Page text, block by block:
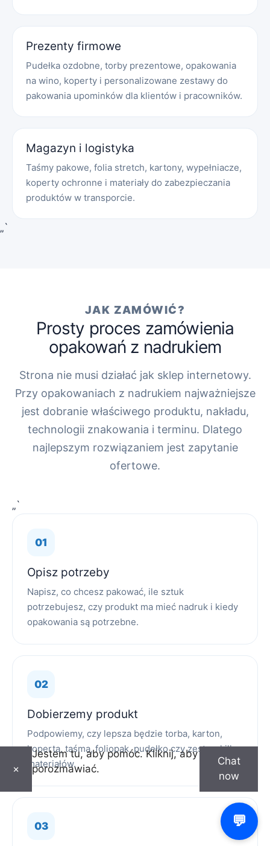
Prezenty firmowe
Pudełka ozdobne, torby prezentowe, opakowania
na wino, koperty i personalizowane zestawy do
pakowania upominków dla klientów i pracowników.
Magazyn i logistyka
Taśmy pakowe, folia stretch, kartony, wypełniacze,
koperty ochronne i materiały do zabezpieczania
produktów w transporcie.
„`
JAK ZAMÓWIĆ?
Prosty proces zamówienia
opakowań z nadrukiem
Strona nie musi działać jak sklep internetowy.
Przy opakowaniach z nadrukiem najważniejsze
jest dobranie właściwego produktu, nakładu,
technologii znakowania i terminu. Dlatego
najlepszym rozwiązaniem jest zapytanie
ofertowe.
„`
Opisz potrzeby
Napisz, co chcesz pakować, ile sztuk
potrzebujesz, czy produkt ma mieć nadruk i kiedy
opakowania są potrzebne.
Dobierzemy produkt
Podpowiemy, czy lepsza będzie torba, karton,
koperta, taśma, foliopak, pudełko czy zestaw kilku
materiałów.
×
Jestem tu, aby pomóc. Kliknij, aby
porozmawiać.
Chat
now